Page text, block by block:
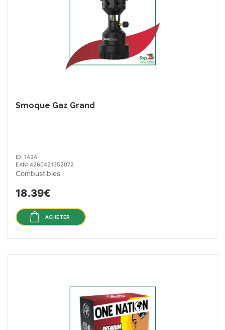
Smoque Gaz Grand
ID: 1434
EAN: 4260421352072
Combustibles
18.39€
ACHETER